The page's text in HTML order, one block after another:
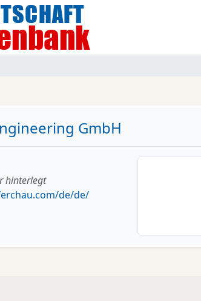
GmbH
hinterlegt
de/de/